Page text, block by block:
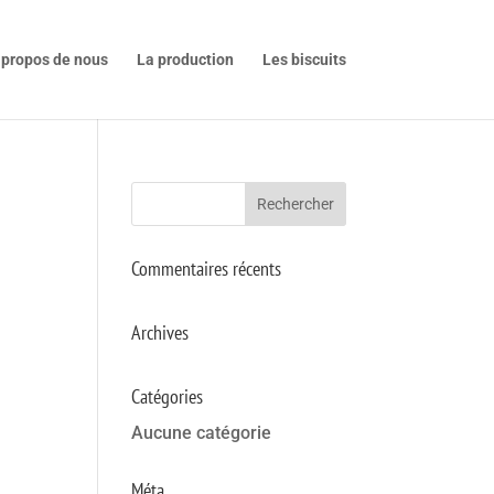
de nous La production Les biscuits
Commentaires récents
Archives
Catégories
Aucune catégorie